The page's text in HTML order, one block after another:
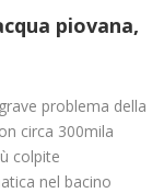
piovana,
problema della
circa 300mila
colpite
nel bacino